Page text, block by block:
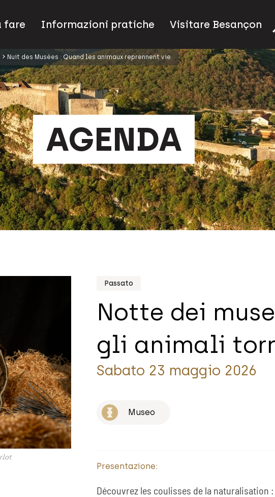
fare Informazioni pratiche Visitare Besançon
Nuit des Musées : Quand les animaux reprennent vie
AGENDA
Passato
Notte dei
gli animali
Sabato 23 maggio 2026
Museo
Presentazione:
Découvrez les coulisses de la naturalisation